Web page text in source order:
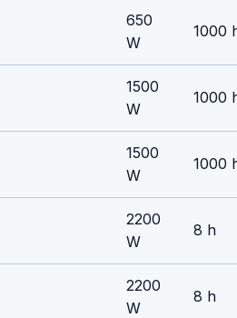
650
W
1000
1500
W
1000
1500
W
1000
2200
W
8 h
2200
W
8 h